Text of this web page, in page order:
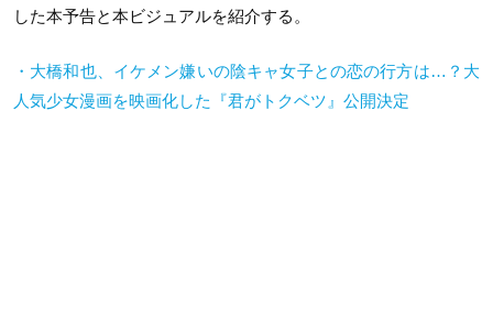
した本予告と本ビジュアルを紹介する。
・大橋和也、イケメン嫌いの陰キャ女子との恋の行方は…？大
人気少女漫画を映画化した『君がトクベツ』公開決定